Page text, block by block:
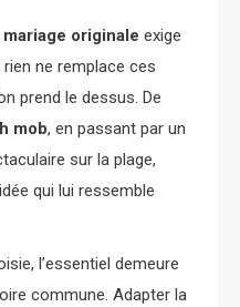
originale exige
ne remplace ces
prend le dessus. De
mob, en passant par un
sur la plage,
qui lui ressemble
l’essentiel demeure
commune. Adapter la